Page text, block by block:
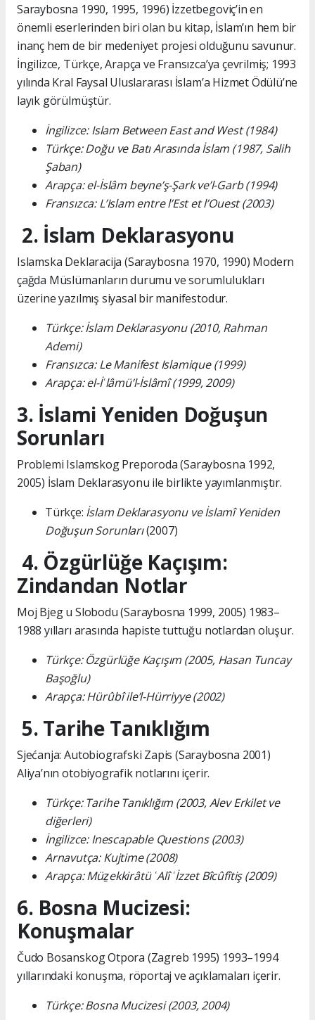
Saraybosna 1990, 1995, 1996) İzzetbegoviç’in en
önemli eserlerinden biri olan bu kitap, İslam’ın hem bir
inanç hem de bir medeniyet projesi olduğunu savunur.
İngilizce, Türkçe, Arapça ve Fransızca’ya çevrilmiş; 1993
yılında Kral Faysal Uluslararası İslam’a Hizmet Ödülü’ne
layık görülmüştür.
İngilizce: Islam Between East and West (1984)
Türkçe: Doğu ve Batı Arasında İslam (1987, Salih
Şaban)
Arapça: el-İslâm beyne’ş-Şark ve’l-Garb (1994)
Fransızca: L’Islam entre l’Est et l’Ouest (2003)
2. İslam Deklarasyonu
Islamska Deklaracija (Saraybosna 1970, 1990) Modern
çağda Müslümanların durumu ve sorumlulukları
üzerine yazılmış siyasal bir manifestodur.
Türkçe: İslam Deklarasyonu (2010, Rahman
Ademi)
Fransızca: Le Manifest Islamique (1999)
Arapça: el-İʿlâmü’l-İslâmî (1999, 2009)
3. İslami Yeniden Doğuşun
Sorunları
Problemi Islamskog Preporoda (Saraybosna 1992,
2005) İslam Deklarasyonu ile birlikte yayımlanmıştır.
Türkçe: İslam Deklarasyonu ve İslamî Yeniden
Doğuşun Sorunları(2007)
4. Özgürlüğe Kaçışım:
Zindandan Notlar
Moj Bjeg u Slobodu (Saraybosna 1999, 2005) 1983–
1988 yılları arasında hapiste tuttuğu notlardan oluşur.
Türkçe: Özgürlüğe Kaçışım (2005, Hasan Tuncay
Başoğlu)
Arapça: Hürûbî ile’l-Hürriyye (2002)
5. Tarihe Tanıklığım
Sjećanja: Autobiografski Zapis (Saraybosna 2001)
Aliya’nın otobiyografik notlarını içerir.
Türkçe: Tarihe Tanıklığım (2003, Alev Erkilet ve
diğerleri)
İngilizce: Inescapable Questions (2003)
Arnavutça: Kujtime (2008)
Arapça: Müẕekkirâtü ʿAlî ʿİzzet Bîcûfîtiş (2009)
6. Bosna Mucizesi:
Konuşmalar
Čudo Bosanskog Otpora (Zagreb 1995) 1993–1994
yıllarındaki konuşma, röportaj ve açıklamaları içerir.
Türkçe: Bosna Mucizesi (2003, 2004)